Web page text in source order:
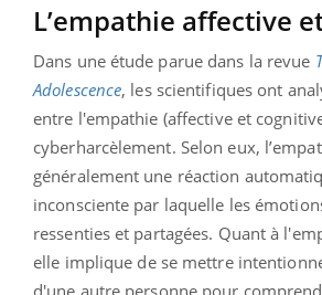
L’empathie affective
Dans une étude parue dans la revue
Adolescence, les scientifiques ont
entre l'empathie (affective et
cyberharcèlement. Selon eux,
généralement une réaction
inconsciente par laquelle les
ressenties et partagées. Quant à
elle implique de se mettre
d'une autre personne pour